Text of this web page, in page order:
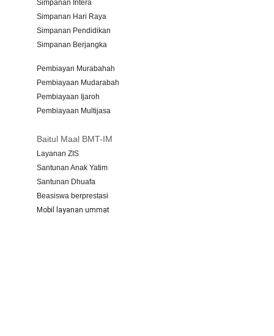
Simpanan Intera
Simpanan Hari Raya
Simpanan Pendidikan
Simpanan Berjangka
Pembiayan Murabahah
Pembiayaan Mudarabah
Pembiayaan Ijaroh
Pembiayaan Multijasa
Baitul Maal BMT-IM
Layanan ZIS
Santunan Anak Yatim
Santunan Dhuafa
Beasiswa berprestasi
Mobil layanan ummat